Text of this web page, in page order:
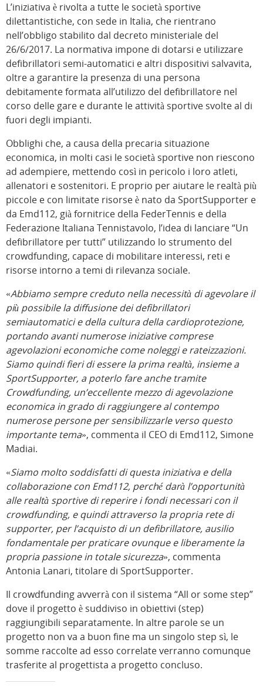
L’iniziativa è rivolta a tutte le società sportive
dilettantistiche, con sede in Italia, che rientrano
nell’obbligo stabilito dal decreto ministeriale del
26/6/2017. La normativa impone di dotarsi e utilizzare
defibrillatori semi-automatici e altri dispositivi salvavita,
oltre a garantire la presenza di una persona
debitamente formata all’utilizzo del defibrillatore nel
corso delle gare e durante le attività sportive svolte al di
fuori degli impianti.
Obblighi che, a causa della precaria situazione
economica, in molti casi le società sportive non riescono
ad adempiere, mettendo così in pericolo i loro atleti,
allenatori e sostenitori. E proprio per aiutare le realtà più
piccole e con limitate risorse è nato da SportSupporter e
da Emd112, già fornitrice della FederTennis e della
Federazione Italiana Tennistavolo, l’idea di lanciare “Un
defibrillatore per tutti” utilizzando lo strumento del
crowdfunding, capace di mobilitare interessi, reti e
risorse intorno a temi di rilevanza sociale.
«Abbiamo sempre creduto nella necessità di agevolare il
più possibile la diffusione dei defibrillatori
semiautomatici e della cultura della cardioprotezione,
portando avanti numerose iniziative comprese
agevolazioni economiche come noleggi e rateizzazioni.
Siamo quindi fieri di essere la prima realtà, insieme a
SportSupporter, a poterlo fare anche tramite
Crowdfunding, un’eccellente mezzo di agevolazione
economica in grado di raggiungere al contempo
numerose persone per sensibilizzarle verso questo
importante tema», commenta il CEO di Emd112, Simone
Madiai.
«Siamo molto soddisfatti di questa iniziativa e della
collaborazione con Emd112, perché darà l’opportunità
alle realtà sportive di reperire i fondi necessari con il
crowdfunding, e quindi attraverso la propria rete di
supporter, per l’acquisto di un defibrillatore, ausilio
fondamentale per praticare ovunque e liberamente la
propria passione in totale sicurezza», commenta
Antonia Lanari, titolare di SportSupporter.
Il crowdfunding avverrà con il sistema “All or some step”
dove il progetto è suddiviso in obiettivi (step)
raggiungibili separatamente. In altre parole se un
progetto non va a buon fine ma un singolo step sì, le
somme raccolte ad esso correlate verranno comunque
trasferite al progettista a progetto concluso.